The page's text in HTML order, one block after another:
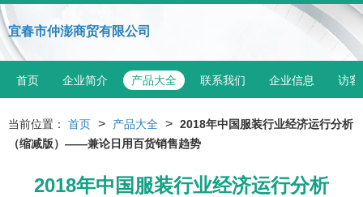
宜春市仲澎商贸有限公司
首页 企业简介 产品大全 联系我们 企业信息 访客
当前位置： 首页 > 产品大全 > 2018年中国服装行业经济运行分析
（缩减版）——兼论日用百货销售趋势
2018年中国服装行业经济运行分析